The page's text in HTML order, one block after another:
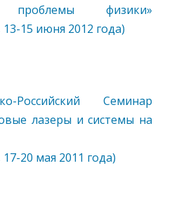
проблемы физики»
15 июня 2012 года)
Российский Семинар
лазеры и системы на
20 мая 2011 года)